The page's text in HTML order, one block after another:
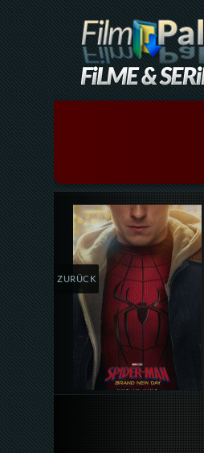
Details,Play
ZURÜCK